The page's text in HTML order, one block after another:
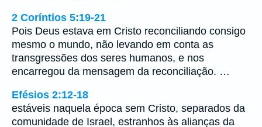
2 Coríntios 5:19-21
Pois Deus estava em Cristo reconciliando consigo
mesmo o mundo, não levando em conta as
transgressões dos seres humanos, e nos
encarregou da mensagem da reconciliação. …
Efésios 2:12-18
estáveis naquela época sem Cristo, separados da
comunidade de Israel, estranhos às alianças da